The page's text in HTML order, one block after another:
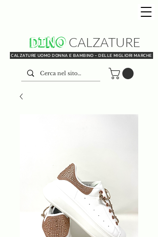
DINO
CALZATURE UOMO DONNA E BAMBINO - DELLE MIGLIORI MARCHE
CALZATURE